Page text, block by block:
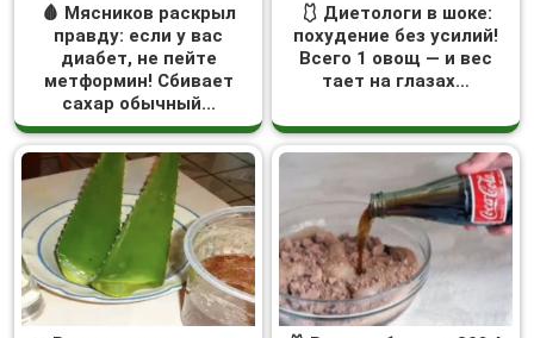
🩸 Мясников раскрыл
правду: если у вас
диабет, не пейте
метформин! Сбивает
сахар обычный...
🩱 Диетологи в шоке:
похудение без усилий!
Всего 1 овощ — и вес
тает на глазах…